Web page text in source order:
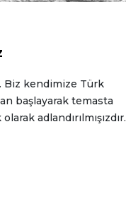
Biz kendimize Türk
başlayarak temasta
adlandırılmışızdır.